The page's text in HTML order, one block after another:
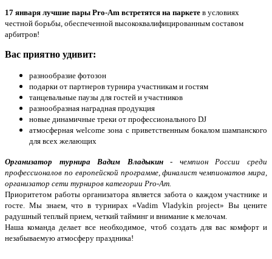
17 января лучшие пары Pro-Am встретятся на паркете в условиях
честной борьбы, обеспеченной высококвалифицированным составом
арбитров!
Вас приятно удивит:
разнообразие фотозон
подарки от партнеров турнира участникам и гостям
танцевальные паузы для гостей и участников
разнообразная наградная продукция
новые динамичные треки от профессионального DJ
атмосферная welcome зона с приветственным бокалом шампанского
для всех желающих
Организатор турнира Вадим Владыкин -
чемпион России среди
профессионалов по европейской программе, финалист чемпионатов мира,
организатор сети турниров категории Pro-Am.
Приоритетом работы организатора является забота о каждом участнике и
госте. Мы знаем, что в турнирах «Vadim Vladykin project» Вы цените
радушный теплый прием, четкий тайминг и внимание к мелочам.
Наша команда делает все необходимое, чтоб создать для вас комфорт и
незабываемую атмосферу праздника!